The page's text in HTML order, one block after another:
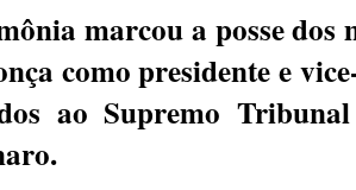
marcou a posse
como presidente e
ao Supremo